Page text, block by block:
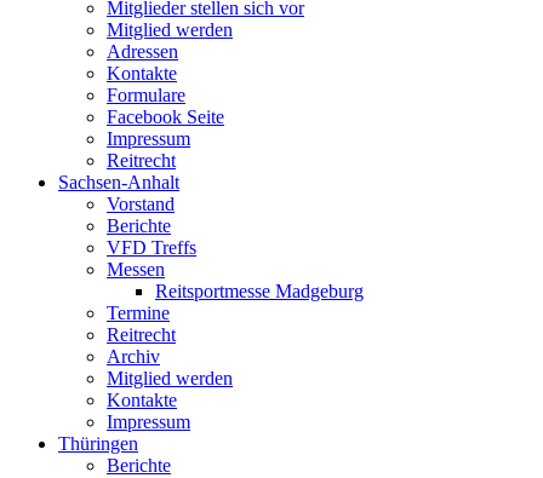
Mitglieder stellen sich vor
Mitglied werden
Adressen
Kontakte
Formulare
Facebook Seite
Impressum
Reitrecht
Sachsen-Anhalt
Vorstand
Berichte
VFD Treffs
Messen
Reitsportmesse Madgeburg
Termine
Reitrecht
Archiv
Mitglied werden
Kontakte
Impressum
Thüringen
Berichte